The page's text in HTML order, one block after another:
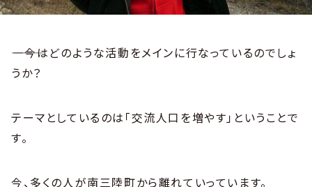
――――今はどのような活動をメインに行なっているのでしょ
うか？
テーマとしているのは「交流人口を増やす」ということで
す。
今、多くの人が南三陸町から離れていっています。